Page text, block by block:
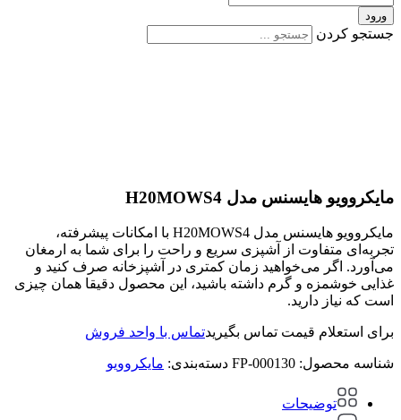
ورود
جستجو کردن
مایکروویو هایسنس مدل H20MOWS4
مایکروویو هایسنس مدل H20MOWS4 با امکانات پیشرفته،
تجربه‌ای متفاوت از آشپزی سریع و راحت را برای شما به ارمغان
می‌آورد. اگر می‌خواهید زمان کمتری در آشپزخانه صرف کنید و
غذایی خوشمزه و گرم داشته باشید، این محصول دقیقا همان چیزی
است که نیاز دارید.
برای استعلام قیمت تماس بگیریدتماس با واحد فروش
شناسه محصول: FP-000130 دسته‌بندی: مایکروویو
توضیحات